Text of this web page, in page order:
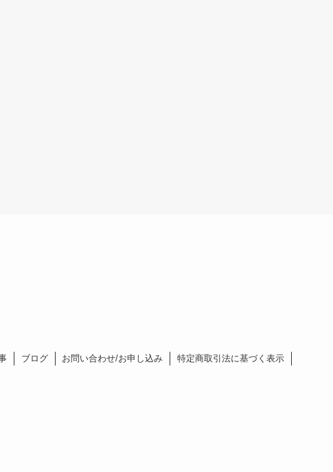
ブログ お問い合わせ/お申し込み 特定商取引法に基づく表示